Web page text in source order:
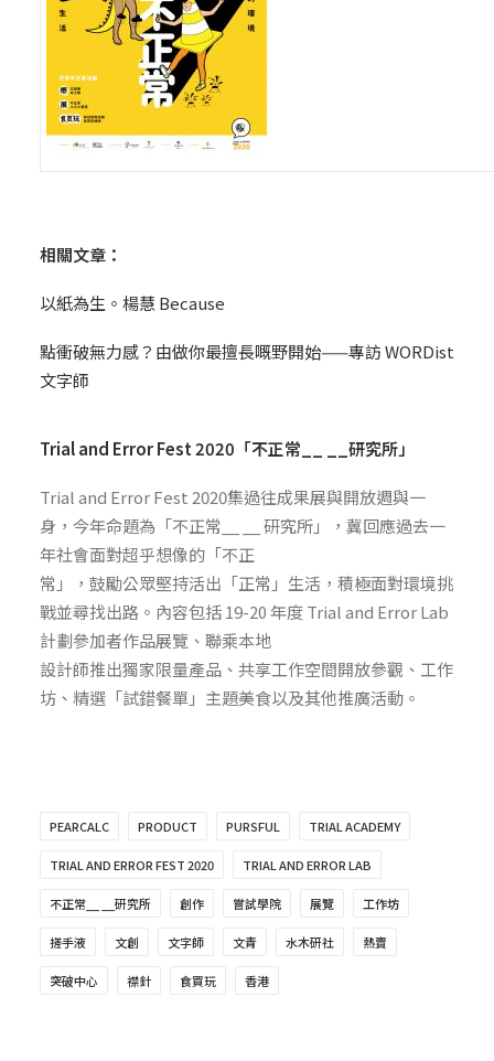
相關文章：
以紙為生。楊慧 Because
點衝破無力感？由做你最擅長嘅野開始——專訪 WORDist
文字師
Trial and Error Fest 2020「不正常__ __研究所」
Trial and Error Fest 2020集過往成果展與開放週與一
身，今年命題為「不正常__ __ 研究所」，冀回應過去一
年社會面對超乎想像的「不正
常」，鼓勵公眾堅持活出「正常」生活，積極面對環境挑
戰並尋找出路。內容包括 19-20 年度 Trial and Error Lab
計劃參加者作品展覽、聯乘本地
設計師推出獨家限量產品、共享工作空間開放參觀、工作
坊、精選「試錯餐單」主題美食以及其他推廣活動。
PEARCALC PRODUCT PURSFUL TRIAL ACADEMY
TRIAL AND ERROR FEST 2020 TRIAL AND ERROR LAB
不正常__ __研究所 創作 嘗試學院 展覽 工作坊
搓手液 文創 文字師 文青 水木研社 熱賣
突破中心 襟針 食買玩 香港